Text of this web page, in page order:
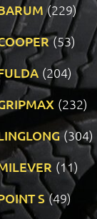
(229)
(53)
(204)
(232)
(304)
(11)
S (49)